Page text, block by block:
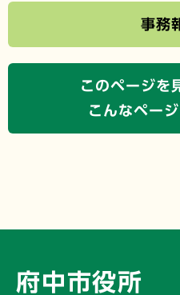
事務
このページを
こんなペー
府中市役所